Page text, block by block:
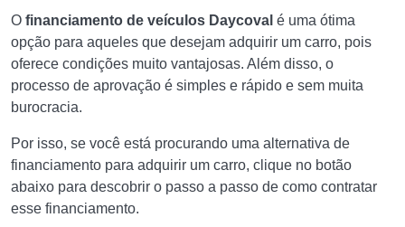
O financiamento de veículos Daycoval é uma ótima
opção para aqueles que desejam adquirir um carro, pois
oferece condições muito vantajosas. Além disso, o
processo de aprovação é simples e rápido e sem muita
burocracia.
Por isso, se você está procurando uma alternativa de
financiamento para adquirir um carro, clique no botão
abaixo para descobrir o passo a passo de como contratar
esse financiamento.